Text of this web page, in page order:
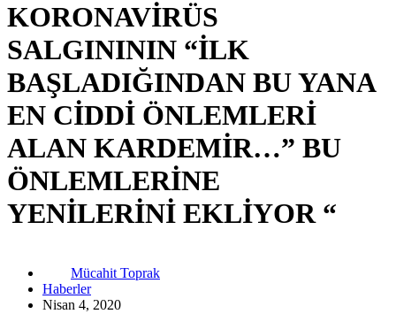
KORONAVİRÜS
SALGINININ “İLK
BAŞLADIĞINDAN BU YANA
EN CİDDİ ÖNLEMLERİ
ALAN KARDEMİR…” BU
ÖNLEMLERİNE
YENİLERİNİ EKLİYOR “
Mücahit Toprak
Haberler
Nisan 4, 2020